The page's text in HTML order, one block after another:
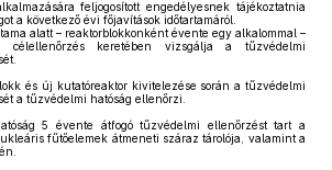
feljogosított engedélyesnek tájékoztatnia
a következő évi főjavítások időtartamáról.
alatt – reaktorblokkonként évente egy alkalommal –
célellenőrzés keretében vizsgálja a tűzvédelmi
és új kutatóreaktor kivitelezése során a tűzvédelmi
a tűzvédelmi hatóság ellenőrzi.
5 évente átfogó tűzvédelmi ellenőrzést tart a
fűtőelemek átmeneti száraz tárolója, valamint a